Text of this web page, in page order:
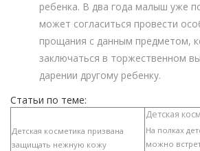
ребенка. В два года малыш уже
может согласиться провести
прощания с данным предметом,
заключаться в торжественном
дарении другому ребенку.
Статьи по теме:
Детская косметика призвана
защищать нежную кожу
Детская
На полках
можно